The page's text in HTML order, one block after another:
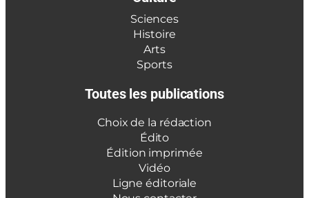
Sciences
Histoire
Arts
Sports
Toutes les publications
Choix de la rédaction
Édito
Édition imprimée
Vidéo
Ligne éditoriale